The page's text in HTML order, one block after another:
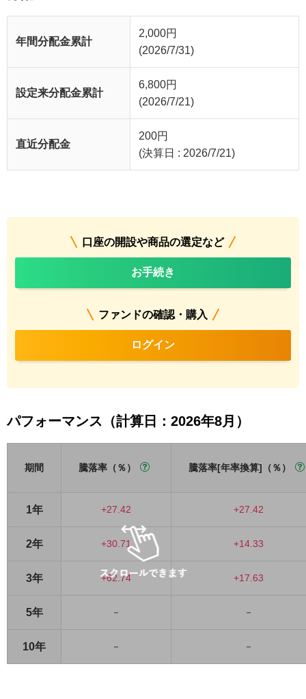
年間分配金累計
2,000円
(2026/7/31)
設定来分配金累計
6,800円
(2026/7/21)
直近分配金
200円
(決算日 : 2026/7/21)
口座の開設や商品の選定など
お手続き
ファンドの確認・購入
ログイン
パフォーマンス（計算日：2026年8月）
期間 騰落率（％） 騰落率[年率換算]（％）
1年 +27.42 +27.42
2年 +30.71 +14.33
3年 +62.74 +17.63
5年 － －
10年 － －